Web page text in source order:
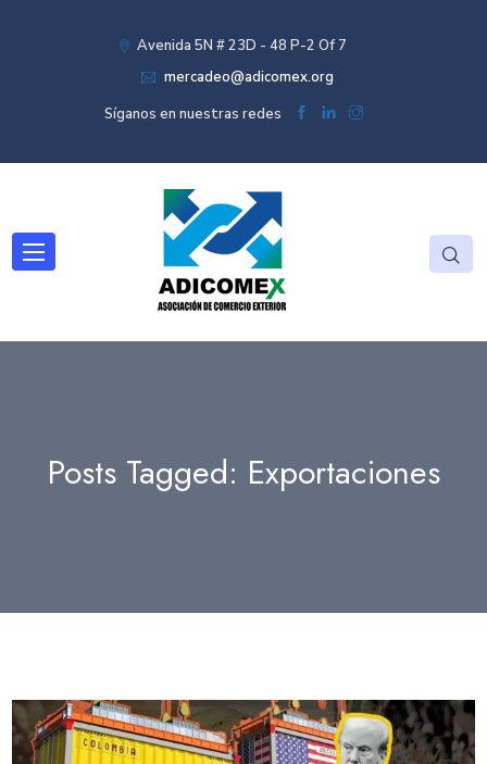
Avenida 5N # 23D - 48 P-2 Of 7
mercadeo@adicomex.org
Síganos en nuestras redes
Posts Tagged: Exportaciones